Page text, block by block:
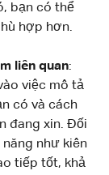
bạn có thể
hợp hơn.
liên quan:
việc mô tả
có và cách
đang xin. Đối
như kiên
tiếp tốt, khả